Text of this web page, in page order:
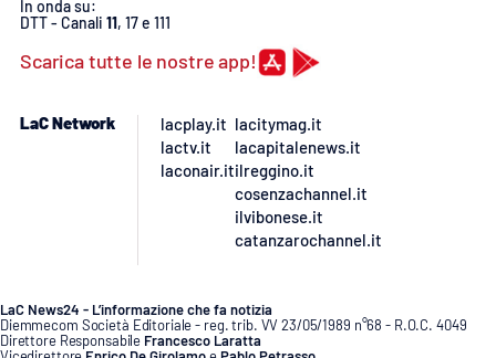
In onda su:
DTT - Canali 11, 17 e 111
Scarica tutte le nostre app!
LaC Network
lacplay.it
lactv.it
laconair.it
lacitymag.it
lacapitalenews.it
ilreggino.it
cosenzachannel.it
ilvibonese.it
catanzarochannel.it
LaC News24 - L’informazione che fa notizia
Diemmecom Società Editoriale - reg. trib. VV 23/05/1989 n°68 - R.O.C. 4049
Direttore Responsabile Francesco Laratta